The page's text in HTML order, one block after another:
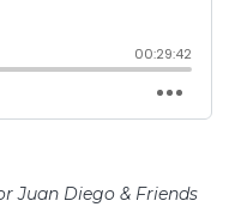
Juan Diego & Friends